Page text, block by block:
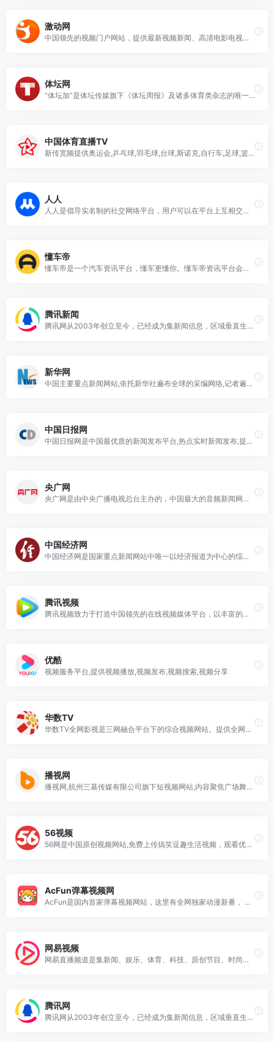
激动网
中国领先的视频门户网站，提供最新视频新闻、高清电影电视剧、热门综艺娱乐节目、财经、汽车、科技、风尚、播客、体育、动漫、游戏等视频。免费高清视频在线观看，尽在激动网。
体坛网
“体坛加”是体坛传媒旗下《体坛周报》及诸多体育类杂志的唯一官方APP。主要有以下栏目：中国足球、国际足球、CBA、NBA、综合体育、奥运、彩票、视频、竞猜等，汇集权威的一手体育资讯以及国内外顶尖资深体育媒体人的深度观点。
中国体育直播TV
新传宽频提供奥运会,乒乓球,羽毛球,台球,斯诺克,自行车,足球,篮球,赛车,搏击等体育项目比赛视频、主播直播、赛程赛事、资讯等内容,让您在观赏体育节目的同时获得最棒的互动体验！
人人
人人是倡导实名制的社交网络平台，用户可以在平台上互相交流、分享信息和用户自创的内容，是一个和谐共处的网络社区。以内容为火车头，工具价值为载体，立足校园的实名制社交平台。
懂车帝
懂车帝是一个汽车资讯平台，懂车更懂你。懂车帝资讯平台会聪明地分析你的兴趣爱好，自动为你推荐喜欢的汽车内容，提供最新汽车报价，汽车图片，汽车价格大全，汽车新闻、行情、评测、导购等内容，是提供信息最快最全的中国汽车网站，看车选车买车就上懂车帝。
腾讯新闻
腾讯网从2003年创立至今，已经成为集新闻信息，区域垂直生活服务、社会化媒体资讯和产品为一体的互联网媒体平台。腾讯网下设新闻、科技、财经、娱乐、体育、汽车、时尚等多个频道，充分满足用户对不同类型资讯的需求。同时专注不同领域内容，打造精品栏目，并顺应技术发展趋势，推出网络直播等创新形式，改变了用户获取资讯的方式和习惯。
新华网
中国主要重点新闻网站,依托新华社遍布全球的采编网络,记者遍布世界100多个国家和地区,地方频道分布全国31个省市自治区,每天24小时同时使用6种语言滚动发稿,权威、准确、及时播发国内外重要新闻和重大突发事件,受众覆盖200多个国家和地区,发展论坛是全球知名的中文论坛。
中国日报网
中国日报网是中国最优质的新闻发布平台,热点实时新闻发布,提供国内新闻,国际快讯,评论,财经,体育,军事,图片,文化娱乐,时尚生活,视频及互动等综合新闻资讯!
央广网
央广网是由中央广播电视总台主办的，中国最大的音频新闻网站，是中央重点新闻网站和中国最具影响力的网络媒体之一，旨在通过互联网“让中国的声音传向世界”。作为互联网新闻传播的国家队，央广网不断创新传播理念和发展模式，“讲好中国故事传播中国声音”。充分发挥原创新闻优势，以权威、及时、多样为特色，主打“快新闻”，突出“央广独家”。专注报道时事新闻，把握热点资讯，关注民生话题，第一时间发出央广权威评论，引领正确舆论导向。
中国经济网
中国经济网是国家重点新闻网站中唯一以经济报道为中心的综合新闻网站，每日采写大量经济新闻，同时整合国内主要媒体经济新闻及信息，为政府部门、企业决策提供权威的参考依据；为所有关注经济生活的网络读者提供丰富及时的经济新闻。
腾讯视频
腾讯视频致力于打造中国领先的在线视频媒体平台，以丰富的内容、极致的观看体验、便捷的登录方式、24小时多平台无缝应用体验以及快捷分享的产品特性，主要满足用户在线观看视频的需求。
优酷
视频服务平台,提供视频播放,视频发布,视频搜索,视频分享
华数TV
华数TV全网影视是三网融合平台下的综合视频网站。提供全网热门电影、电视剧，少儿动漫、综艺娱乐、求索纪录片、体育资讯、3D、VR、高清电视直播等在线视频点播直播和下载业务。
播视网
播视网,杭州三基传媒有限公司旗下短视频网站,内容聚焦广场舞、童趣,提供民生视频资讯,广场舞视频,TV地标视频,娱乐高清影视视频,原创视频,体育视频等高清视频且视频播放清晰流畅，操作界面简单友好,让你视频录制上传与分享更便捷!杭州三基传媒有限公司
56视频
56网是中国原创视频网站,免费上传搞笑逗趣生活视频，观看优质丰富的特色节目，关注感兴趣的原创导演和美女解说，快速分享及评论互动。
AcFun弹幕视频网
AcFun是国内首家弹幕视频网站，这里有全网独家动漫新番， 友好的弹幕氛围，有趣的UP主，好玩有科技感的虚拟偶像，年轻人都在用。
网易视频
网易直播频道是集新闻、娱乐、体育、科技、原创节目、时尚生活、艺术文化、知识科普、健康、教育、汽车、房产等内容于一体的综合性资讯直播平台。
腾讯网
腾讯网从2003年创立至今，已经成为集新闻信息，区域垂直生活服务、社会化媒体资讯和产品为一体的互联网媒体平台。腾讯网下设新闻、科技、财经、娱乐、体育、汽车、时尚等多个频道，充分满足用户对不同类型资讯的需求。同时专注不同领域内容，打造精品栏目，并顺应技术发展趋势，推出网络直播等创新形式，改变了用户获取资讯的方式和习惯。